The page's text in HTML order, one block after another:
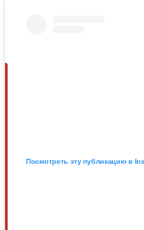
Посмотреть эту публикацию в